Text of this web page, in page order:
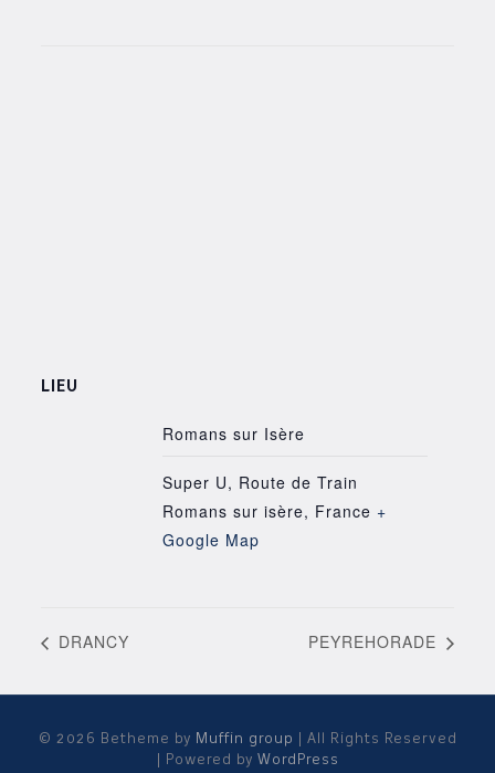
LIEU
Romans sur Isère
Super U, Route de Train
Romans sur isère, France +
Google Map
DRANCY PEYREHORADE
© 2026 Betheme by Muffin group
| All Rights Reserved
| Powered by WordPress